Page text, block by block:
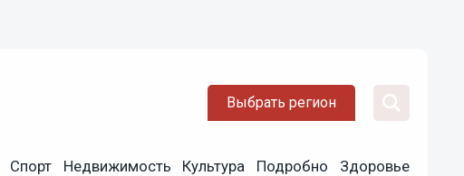
Выбрать регион
Спорт Недвижимость Культура Подробно Здоровье